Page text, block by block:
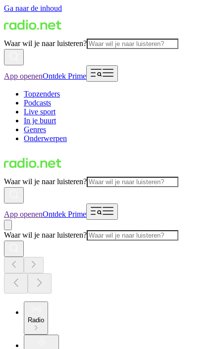
Ga naar de inhoud
Waar wil je naar luisteren?
App openenOntdek Prime
Topzenders
Podcasts
Live sport
In je buurt
Genres
Onderwerpen
Waar wil je naar luisteren?
App openenOntdek Prime
Waar wil je naar luisteren?
Radio